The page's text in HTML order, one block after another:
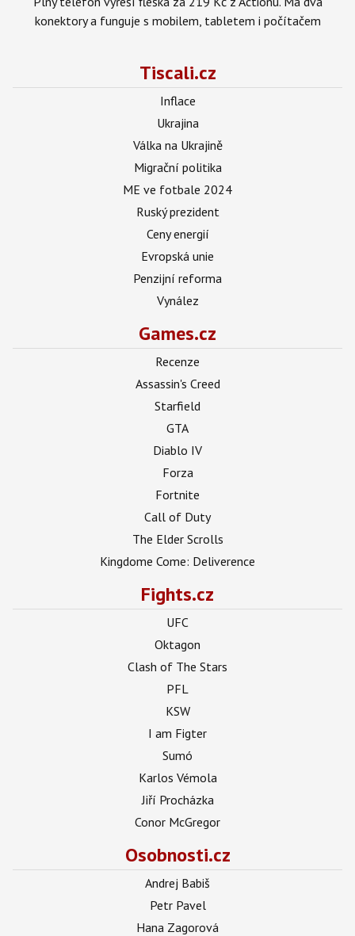
konektory a funguje s mobilem, tabletem i počítačem
Tiscali.cz
Inflace
Ukrajina
Válka na Ukrajině
Migrační politika
ME ve fotbale 2024
Ruský prezident
Ceny energií
Evropská unie
Penzijní reforma
Vynález
Games.cz
Recenze
Assassin's Creed
Starfield
GTA
Diablo IV
Forza
Fortnite
Call of Duty
The Elder Scrolls
Kingdome Come: Deliverence
Fights.cz
UFC
Oktagon
Clash of The Stars
PFL
KSW
I am Figter
Sumó
Karlos Vémola
Jiří Procházka
Conor McGregor
Osobnosti.cz
Andrej Babiš
Petr Pavel
Hana Zagorová